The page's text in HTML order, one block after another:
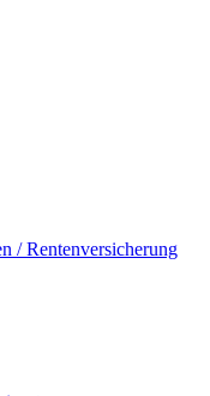
/ Rentenversicherung